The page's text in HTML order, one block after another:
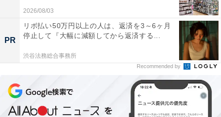
2026/08/03
PR
リボ払い50万円以上の人は、返済を3～6ヶ月
停止して『大幅に減額してから返済する...
渋谷法務総合事務所
Recommended by